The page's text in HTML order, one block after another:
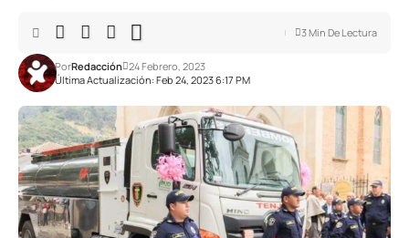
Última Actualización: Feb 24, 2023 6:17 PM
PorRedacción 24 Febrero, 2023
3 Min De Lectura